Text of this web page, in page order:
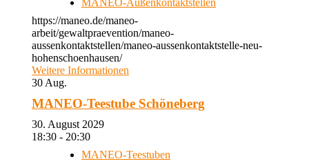
MANEO-Außenkontaktstellen
https://maneo.de/maneo-
arbeit/gewaltpraevention/maneo-
aussenkontaktstellen/maneo-aussenkontaktstelle-neu-
hohenschoenhausen/
Weitere Informationen
30 Aug.
MANEO-Teestube Schöneberg
30. August 2029
18:30 - 20:30
MANEO-Teestuben